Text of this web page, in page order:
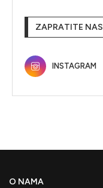
ZAPRATITE NAS
INSTAGRAM
O NAMA